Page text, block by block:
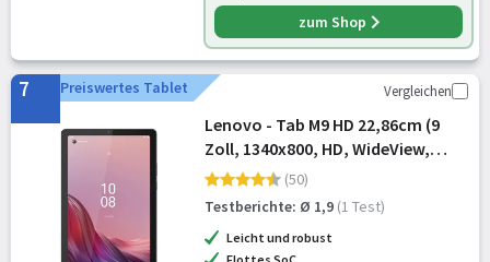
zum Shop
7 Preiswertes Tablet Vergleichen
Lenovo - Tab M9 HD 22,86cm (9
Zoll, 1340x800, HD, WideView,
Touch) Tablet Computer
(MediaTek G80 OC, 3GB RAM, 32GB
SSD, Arm Mali-G52 MC2, Wi-Fi,
Android 12L) g
(50)
Testberichte: Ø 1,9 (1 Test)
Leicht und robust